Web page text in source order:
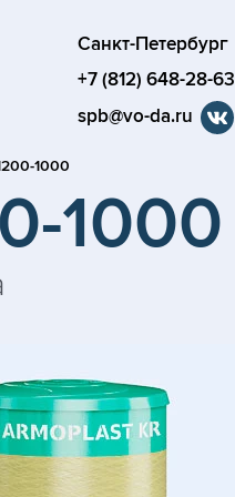
Санкт-Петербург
+7 (812) 648-28-63
spb@vo-da.ru
1000
1000